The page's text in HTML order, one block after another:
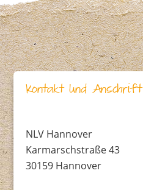
Kontakt und Anschrift
NLV Hannover
Karmarschstraße 43
30159 Hannover